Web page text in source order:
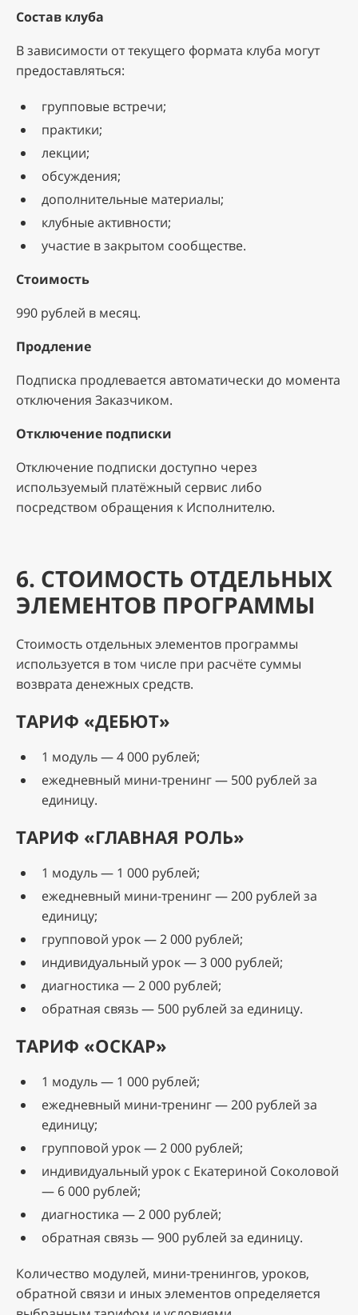
Состав клуба
В зависимости от текущего формата клуба могут
предоставляться:
групповые встречи;
практики;
лекции;
обсуждения;
дополнительные материалы;
клубные активности;
участие в закрытом сообществе.
Стоимость
990 рублей в месяц.
Продление
Подписка продлевается автоматически до момента
отключения Заказчиком.
Отключение подписки
Отключение подписки доступно через
используемый платёжный сервис либо
посредством обращения к Исполнителю.
6. СТОИМОСТЬ ОТДЕЛЬНЫХ
ЭЛЕМЕНТОВ ПРОГРАММЫ
Стоимость отдельных элементов программы
используется в том числе при расчёте суммы
возврата денежных средств.
ТАРИФ «ДЕБЮТ»
1 модуль — 4 000 рублей;
ежедневный мини-тренинг — 500 рублей за
единицу.
ТАРИФ «ГЛАВНАЯ РОЛЬ»
1 модуль — 1 000 рублей;
ежедневный мини-тренинг — 200 рублей за
единицу;
групповой урок — 2 000 рублей;
индивидуальный урок — 3 000 рублей;
диагностика — 2 000 рублей;
обратная связь — 500 рублей за единицу.
ТАРИФ «ОСКАР»
1 модуль — 1 000 рублей;
ежедневный мини-тренинг — 200 рублей за
единицу;
групповой урок — 2 000 рублей;
индивидуальный урок с Екатериной Соколовой
— 6 000 рублей;
диагностика — 2 000 рублей;
обратная связь — 900 рублей за единицу.
Количество модулей, мини-тренингов, уроков,
обратной связи и иных элементов определяется